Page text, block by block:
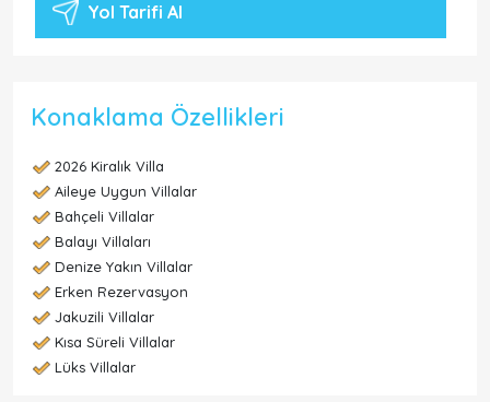
Yol Tarifi Al
Konaklama Özellikleri
2026 Kiralık Villa
Aileye Uygun Villalar
Bahçeli Villalar
Balayı Villaları
Denize Yakın Villalar
Erken Rezervasyon
Jakuzili Villalar
Kısa Süreli Villalar
Lüks Villalar